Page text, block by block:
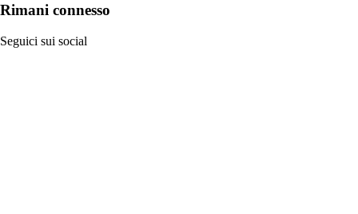
Rimani connesso
Seguici sui social